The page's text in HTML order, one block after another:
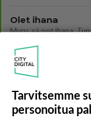
Olet ihana
06.08.2026 12:01
Tarvitsemme
personoitua